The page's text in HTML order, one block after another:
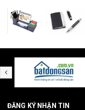
ĐĂNG KÝ NHẬN TIN